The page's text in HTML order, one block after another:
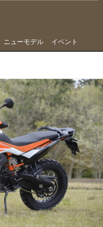
ニューモデル イベント